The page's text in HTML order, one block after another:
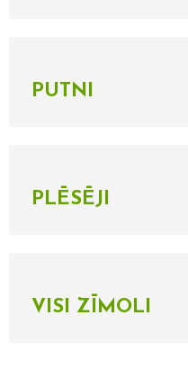
PUTNI
PLĒSĒJI
VISI ZĪMOLI